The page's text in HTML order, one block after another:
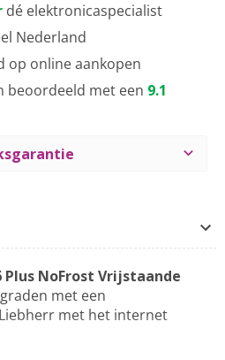
dé elektronicaspecialist
Nederland
op online aankopen
beoordeeld met een 9.1
Plus NoFrost Vrijstaande
met een
met het internet